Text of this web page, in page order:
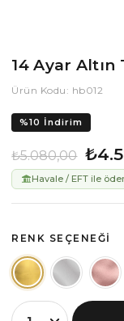
14 Ayar Altın
Ürün Kodu: hb012
%10 İndirim
₺5.080,00
Havale / EFT ile
RENK SEÇENEĞI